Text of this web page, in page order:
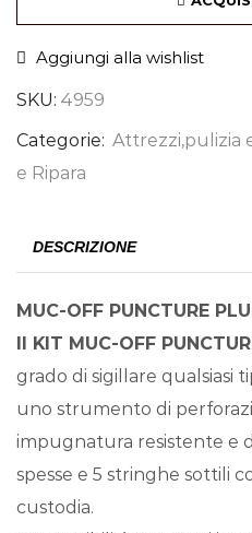
Aggiungi alla wishlist
SKU: 4959
Categorie: Attrezzi,pulizia
e Ripara
DESCRIZIONE
MUC-OFF PUNCTURE
Il KIT MUC-OFF
grado di sigillare qualsiasi
uno strumento di
impugnatura resistente e
spesse e 5 stringhe sottili
custodia.